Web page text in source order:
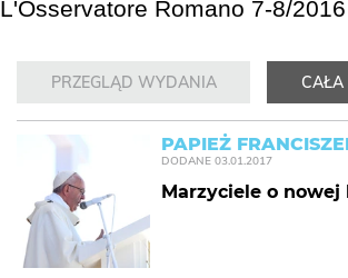
L'Osservatore Romano 7-8/2016
PRZEGLĄD WYDANIA CAŁA
PAPIEŻ
DODANE 03.01.2017
Marzyciele o nowej